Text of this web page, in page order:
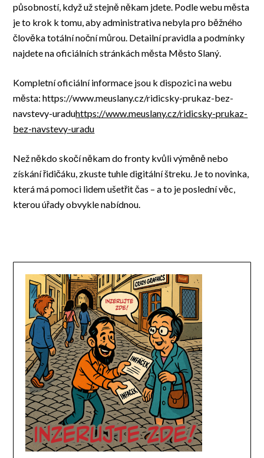
působností, když už stejně někam jdete. Podle webu města
je to krok k tomu, aby administrativa nebyla pro běžného
člověka totální noční můrou. Detailní pravidla a podmínky
najdete na oficiálních stránkách města Město Slaný.
Kompletní oficiální informace jsou k dispozici na webu
města: https://www.meuslany.cz/ridicsky-prukaz-bez-
navstevy-uraduhttps://www.meuslany.cz/ridicsky-prukaz-
bez-navstevy-uradu
Než někdo skočí někam do fronty kvůli výměně nebo
získání řidičáku, zkuste tuhle digitální štreku. Je to novinka,
která má pomoci lidem ušetřit čas – a to je poslední věc,
kterou úřady obvykle nabídnou.